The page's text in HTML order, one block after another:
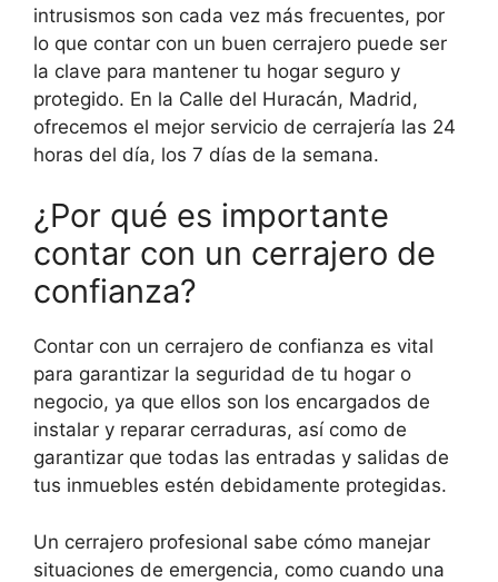
intrusismos son cada vez más frecuentes, por
lo que contar con un buen cerrajero puede ser
la clave para mantener tu hogar seguro y
protegido. En la Calle del Huracán, Madrid,
ofrecemos el mejor servicio de cerrajería las 24
horas del día, los 7 días de la semana.
¿Por qué es importante
contar con un cerrajero de
confianza?
Contar con un cerrajero de confianza es vital
para garantizar la seguridad de tu hogar o
negocio, ya que ellos son los encargados de
instalar y reparar cerraduras, así como de
garantizar que todas las entradas y salidas de
tus inmuebles estén debidamente protegidas.
Un cerrajero profesional sabe cómo manejar
situaciones de emergencia, como cuando una